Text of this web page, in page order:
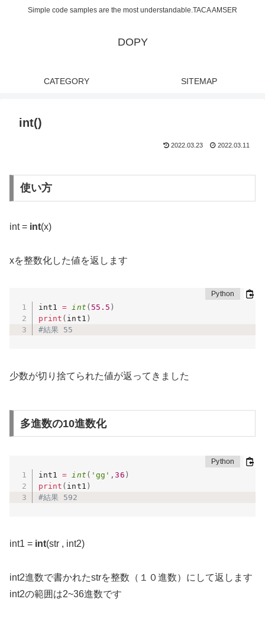
Simple code samples are the most understandable.TACA AMSER
DOPY
CATEGORY SITEMAP
int()
2022.03.23 2022.03.11
使い方
int = int(x)
xを整数化した値を返します
int1 = int ( 55.5 )
print ( int1 )
#結果 55
少数が切り捨てられた値が返ってきました
多進数の10進数化
int1 = int ( 'gg' ,36 )
print ( int1 )
#結果 592
int1 = int(str , int2)
int2進数で書かれたstrを整数（１０進数）にして返します
int2の範囲は2~36進数です